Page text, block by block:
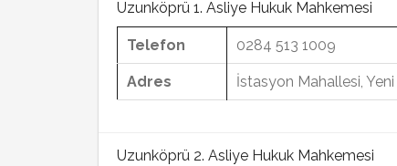
Uzunköprü 1. Asliye Hukuk Mahkemesi
Telefon 0284 513 1009
Adres İstasyon Mahallesi,
Uzunköprü 2. Asliye Hukuk Mahkemesi